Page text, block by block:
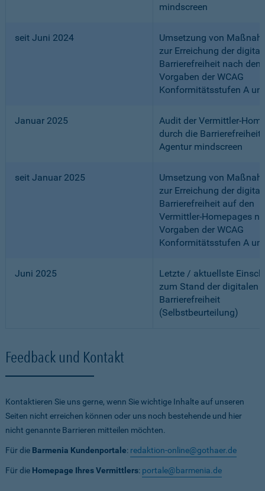
mindscreen
seit Juni 2024
Umsetzung von
zur Erreichung der
Barrierefreiheit nach den
Vorgaben der WCAG
Konformitätsstufen A
Januar 2025
Audit der Vermittler-
durch die
Agentur mindscreen
seit Januar 2025
Umsetzung von
zur Erreichung der
Barrierefreiheit auf den
Vermittler-Homepages
Vorgaben der WCAG
Konformitätsstufen A
Juni 2025
Letzte / aktuellste
zum Stand der digitalen
Barrierefreiheit
(Selbstbeurteilung)
Feedback und Kontakt
Kontaktieren Sie uns gerne, wenn Sie wichtige Inhalte auf unseren
Seiten nicht erreichen können oder uns noch bestehende und hier
nicht genannte Barrieren mitteilen möchten.
Für die Barmenia Kundenportale: redaktion-online@gothaer.de
Für die Homepage Ihres Vermittlers: portale@barmenia.de